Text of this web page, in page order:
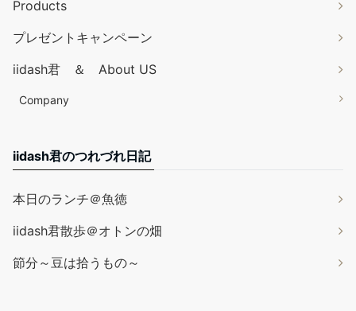
Products
プレゼントキャンペーン
iidash君 ＆ About US
Company
iidash君のつれづれ日記
本日のランチ＠魚徳
iidash君散歩＠オトンの畑
節分～豆は拾うもの～